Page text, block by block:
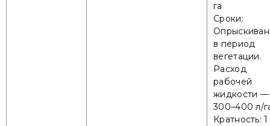
га
Сроки:
в период
вегетации.
Расход
рабочей
жидкости —
300–400 л/
Кратность: 1